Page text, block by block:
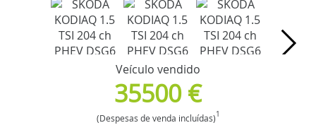
Veículo vendido
35500 €
(Despesas de venda incluídas)1